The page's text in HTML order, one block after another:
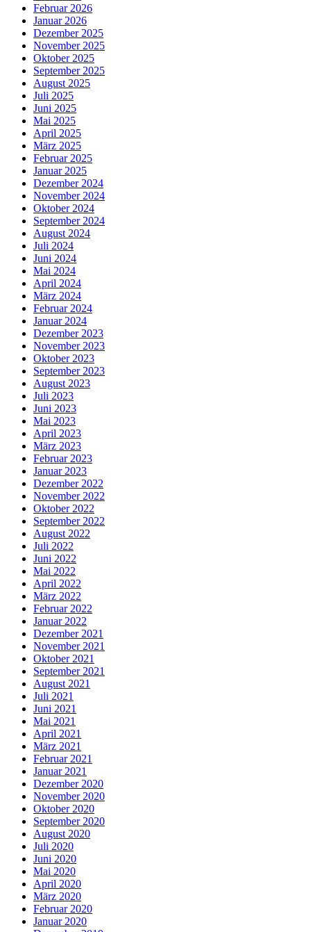
Februar 2026
Januar 2026
Dezember 2025
November 2025
Oktober 2025
September 2025
August 2025
Juli 2025
Juni 2025
Mai 2025
April 2025
März 2025
Februar 2025
Januar 2025
Dezember 2024
November 2024
Oktober 2024
September 2024
August 2024
Juli 2024
Juni 2024
Mai 2024
April 2024
März 2024
Februar 2024
Januar 2024
Dezember 2023
November 2023
Oktober 2023
September 2023
August 2023
Juli 2023
Juni 2023
Mai 2023
April 2023
März 2023
Februar 2023
Januar 2023
Dezember 2022
November 2022
Oktober 2022
September 2022
August 2022
Juli 2022
Juni 2022
Mai 2022
April 2022
März 2022
Februar 2022
Januar 2022
Dezember 2021
November 2021
Oktober 2021
September 2021
August 2021
Juli 2021
Juni 2021
Mai 2021
April 2021
März 2021
Februar 2021
Januar 2021
Dezember 2020
November 2020
Oktober 2020
September 2020
August 2020
Juli 2020
Juni 2020
Mai 2020
April 2020
März 2020
Februar 2020
Januar 2020